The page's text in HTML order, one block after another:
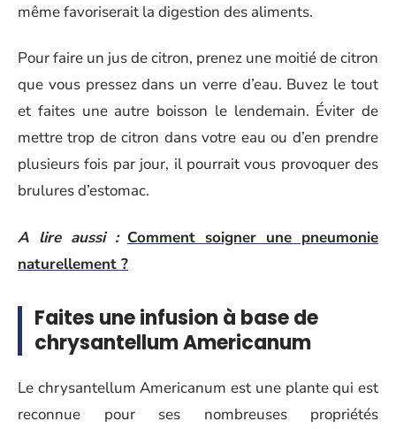
même favoriserait la digestion des aliments.
Pour faire un jus de citron, prenez une moitié de citron
que vous pressez dans un verre d’eau. Buvez le tout
et faites une autre boisson le lendemain. Éviter de
mettre trop de citron dans votre eau ou d’en prendre
plusieurs fois par jour, il pourrait vous provoquer des
brulures d’estomac.
A lire aussi : Comment soigner une pneumonie
naturellement ?
Faites une infusion à base de
chrysantellum Americanum
Le chrysantellum Americanum est une plante qui est
reconnue pour ses nombreuses propriétés